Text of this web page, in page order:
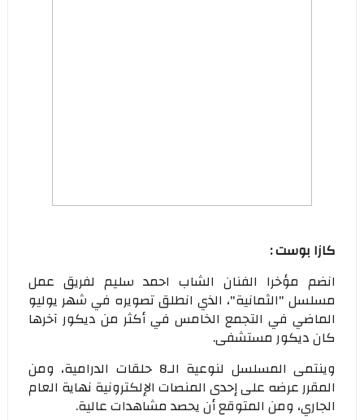
كازا بوست :
انضم مؤخرا الفنان الشاب احمد سليم لفريق عمل
مسلسل "الثمانية"، الذي انطلق تصويره في شهر يوليو
الماضي في التجمع الخامس في أكثر من ديكور آخرها
كان ديكور مستشفى.
وينتمى المسلسل لنوعية الـ8 حلقات الدرامية، ومن
المقرر عرضه على إحدى المنصات الإلكترونية نهاية العام
الجاري، ومن المتوقع أن يحصد مشاهدات عالية.